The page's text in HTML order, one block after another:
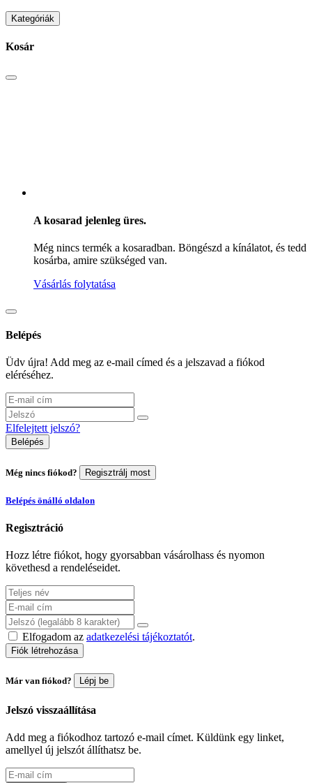
Kategóriák
Kosár
A kosarad jelenleg üres.
Még nincs termék a kosaradban. Böngészd a kínálatot, és tedd
kosárba, amire szükséged van.
Vásárlás folytatása
Belépés
Üdv újra! Add meg az e-mail címed és a jelszavad a fiókod
eléréséhez.
Elfelejtett jelszó?
Belépés
Még nincs fiókod? Regisztrálj most
Belépés önálló oldalon
Regisztráció
Hozz létre fiókot, hogy gyorsabban vásárolhass és nyomon
követhesd a rendeléseidet.
Elfogadom az adatkezelési tájékoztatót.
Fiók létrehozása
Már van fiókod? Lépj be
Jelszó visszaállítása
Add meg a fiókodhoz tartozó e-mail címet. Küldünk egy linket,
amellyel új jelszót állíthatsz be.